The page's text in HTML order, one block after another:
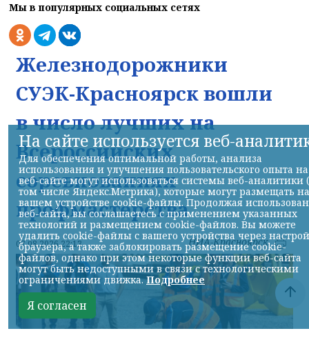
Мы в популярных социальных сетях
Железнодорожники
СУЭК-Красноярск вошли
в число лучших на
Всероссийских
соревнованиях
профмастерства
07.08.2026 22:13 НИА-Красноярск
На сайте используется веб-
Для обеспечения оптимальной работы, анализа
использования и улучшения пользовательского опыта на
веб-сайте могут использоваться системы веб-аналитики
том числе Яндекс.Метрика), которые могут размещать на
вашем устройстве cookie-файлы. Продолжая
веб-сайта, вы соглашаетесь с применением указанных
технологий и размещением cookie-файлов. Вы можете
удалить cookie-файлы с вашего устройства через
браузера, а также заблокировать размещение cookie-
файлов, однако при этом некоторые функции веб-сайта
могут быть недоступными в связи с технологическими
ограничениями движка.Подробнее
Я согласен